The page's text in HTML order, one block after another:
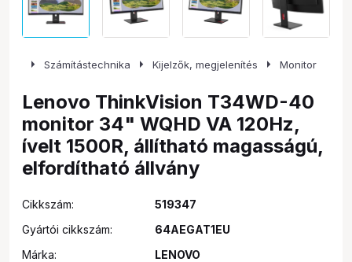
arrow_right Számítástechnika arrow_right Kijelzők, megjelenítés arrow_right Monitor
Lenovo ThinkVision T34WD-40
monitor 34" WQHD VA 120Hz,
ívelt 1500R, állítható magasságú,
elfordítható állvány
Cikkszám:
519347
Gyártói cikkszám:
64AEGAT1EU
Márka:
LENOVO